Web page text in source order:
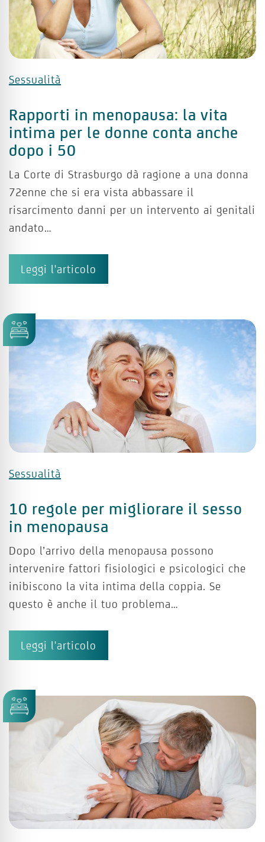
Sessualità
Rapporti in menopausa: la vita
intima per le donne conta anche
dopo i 50
La Corte di Strasburgo dà ragione a una donna
72enne che si era vista abbassare il
risarcimento danni per un intervento ai genitali
andato…
Leggi l'articolo
Sessualità
10 regole per migliorare il sesso
in menopausa
Dopo l’arrivo della menopausa possono
intervenire fattori fisiologici e psicologici che
inibiscono la vita intima della coppia. Se
questo è anche il tuo problema…
Leggi l'articolo